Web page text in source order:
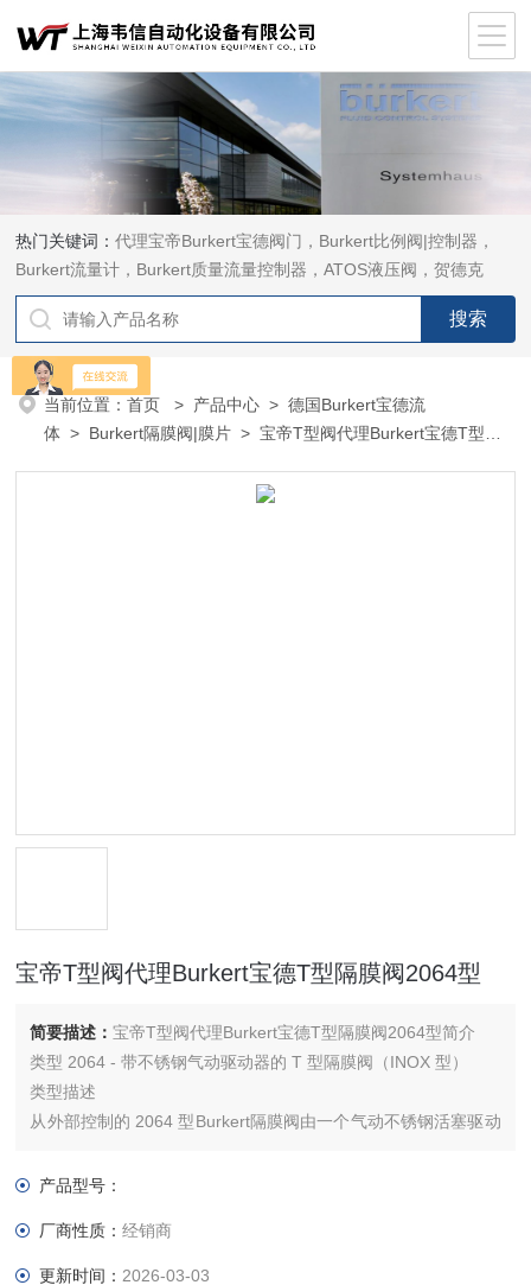
热门关键词：代理宝帝Burkert宝德阀门，Burkert比例阀|控制器，
Burkert流量计，Burkert质量流量控制器，ATOS液压阀，贺德克
HYDAC传感器，ASCO电磁阀，ASCO阀门，REXROTH力士乐阀
泵，安沃驰Aventics电磁阀|气缸，Samson萨姆森定位器
当前位置：首页 > 产品中心 >德国Burkert宝德流
体 > Burkert隔膜阀|膜片 > 宝帝T型阀代理Burkert宝德T型隔
宝帝T型阀代理Burkert宝德T型隔膜阀2064型
简要描述：宝帝T型阀代理Burkert宝德T型隔膜阀2064型简介
类型 2064 - 带不锈钢气动驱动器的 T 型隔膜阀（INOX 型）
类型描述
从外部控制的 2064 型Burkert隔膜阀由一个气动不锈钢活塞驱动
耐用的驱动器采用不锈钢外壳，可在卫生或侵蚀性环境条件下使
产品型号：
厂商性质：经销商
更新时间： 2026-03-03